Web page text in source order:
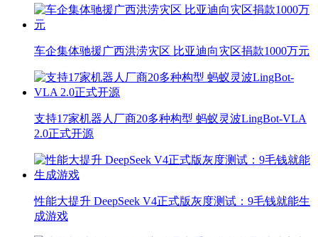
车企集体驰援广西洪涝灾区 比亚迪向灾区捐款1000万元
支持17家机器人厂商20多种构型 蚂蚁灵波LingBot-VLA
2.0正式开源
性能大提升 DeepSeek V4正式版灰度测试：9毛钱就能生
成游戏